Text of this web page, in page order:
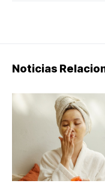
Noticias